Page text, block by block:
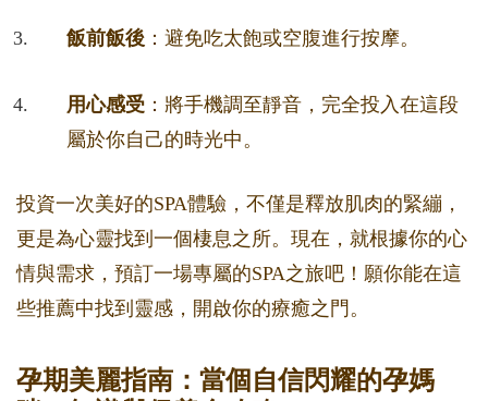
飯前飯後 ：避免吃太飽或空腹進行按摩。
用心感受 ：將手機調至靜音，完全投入在這段
屬於你自己的時光中。
投資一次美好的SPA體驗，不僅是釋放肌肉的緊繃，
更是為心靈找到一個棲息之所。現在，就根據你的心
情與需求，預訂一場專屬的SPA之旅吧！願你能在這
些推薦中找到靈感，開啟你的療癒之門。
孕期美麗指南：當個自信閃耀的孕媽